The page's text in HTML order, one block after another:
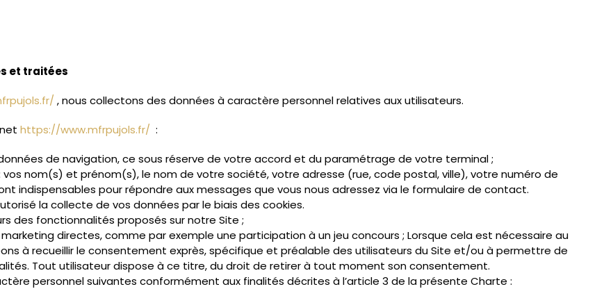
et traitées
, nous collectons des données à caractère personnel relatives aux utilisateurs.
https://www.mfrpujols.fr/ :
de navigation, ce sous réserve de votre accord et du paramétrage de votre terminal ;
nom(s) et prénom(s), le nom de votre société, votre adresse (rue, code postal, ville), votre numéro de
indispensables pour répondre aux messages que vous nous adressez via le formulaire de contact.
la collecte de vos données par le biais des cookies.
des fonctionnalités proposés sur notre Site ;
directes, comme par exemple une participation à un jeu concours ; Lorsque cela est nécessaire au
à recueillir le consentement exprès, spécifique et préalable des utilisateurs du Site et/ou à permettre de
Tout utilisateur dispose à ce titre, du droit de retirer à tout moment son consentement.
personnel suivantes conformément aux finalités décrites à l’article 3 de la présente Charte :